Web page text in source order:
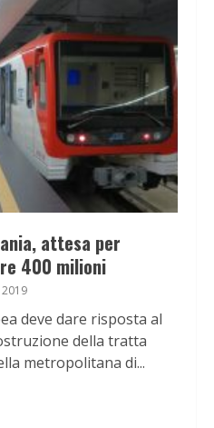
attesa per
400 milioni
deve dare risposta al
della tratta
metropolitana di...